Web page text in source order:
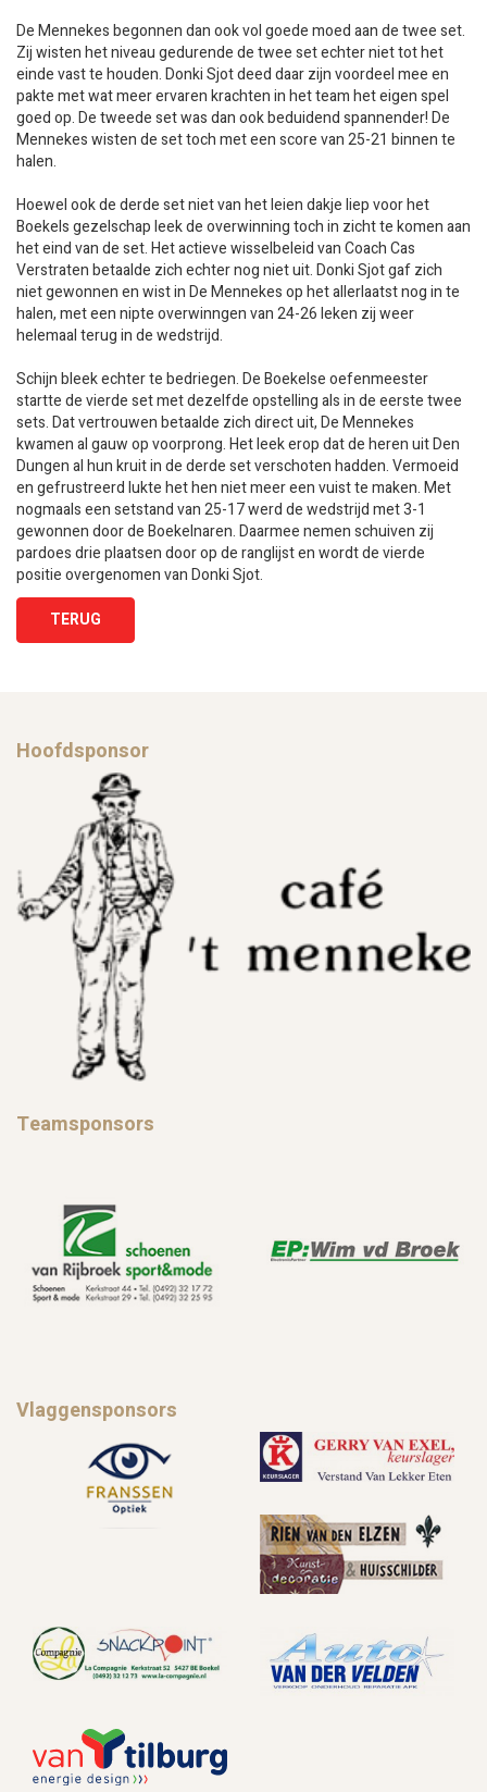
De Mennekes begonnen dan ook vol goede moed aan de twee set.
Zij wisten het niveau gedurende de twee set echter niet tot het
einde vast te houden. Donki Sjot deed daar zijn voordeel mee en
pakte met wat meer ervaren krachten in het team het eigen spel
goed op. De tweede set was dan ook beduidend spannender! De
Mennekes wisten de set toch met een score van 25-21 binnen te
halen.
Hoewel ook de derde set niet van het leien dakje liep voor het
Boekels gezelschap leek de overwinning toch in zicht te komen aan
het eind van de set. Het actieve wisselbeleid van Coach Cas
Verstraten betaalde zich echter nog niet uit. Donki Sjot gaf zich
niet gewonnen en wist in De Mennekes op het allerlaatst nog in te
halen, met een nipte overwinngen van 24-26 leken zij weer
helemaal terug in de wedstrijd.
Schijn bleek echter te bedriegen. De Boekelse oefenmeester
startte de vierde set met dezelfde opstelling als in de eerste twee
sets. Dat vertrouwen betaalde zich direct uit, De Mennekes
kwamen al gauw op voorprong. Het leek erop dat de heren uit Den
Dungen al hun kruit in de derde set verschoten hadden. Vermoeid
en gefrustreerd lukte het hen niet meer een vuist te maken. Met
nogmaals een setstand van 25-17 werd de wedstrijd met 3-1
gewonnen door de Boekelnaren. Daarmee nemen schuiven zij
pardoes drie plaatsen door op de ranglijst en wordt de vierde
positie overgenomen van Donki Sjot.
TERUG
Hoofdsponsor
Teamsponsors
Vlaggensponsors